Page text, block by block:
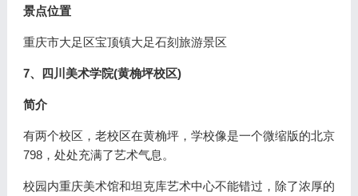
景点位置
重庆市大足区宝顶镇大足石刻旅游景区
7、四川美术学院(黄桷坪校区)
简介
有两个校区，老校区在黄桷坪，学校像是一个微缩版的北京
798，处处充满了艺术气息。
校园内重庆美术馆和坦克库艺术中心不能错过，除了浓厚的